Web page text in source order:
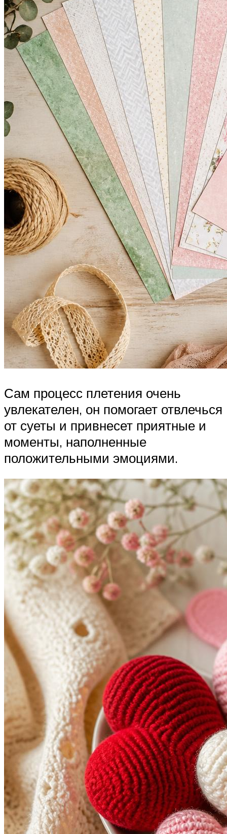
Сам процесс плетения очень
увлекателен, он помогает отвлечься
от суеты и привнесет приятные и
моменты, наполненные
положительными эмоциями.